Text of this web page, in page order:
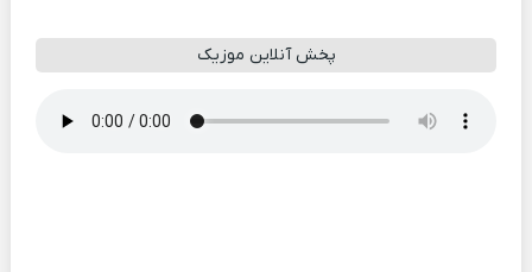
پخش آنلاین موزیک